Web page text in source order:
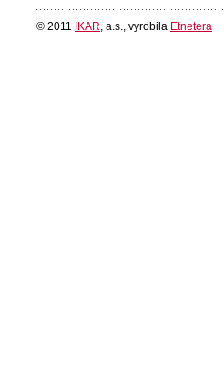
© 2011 IKAR , a.s., vyrobila Etnetera